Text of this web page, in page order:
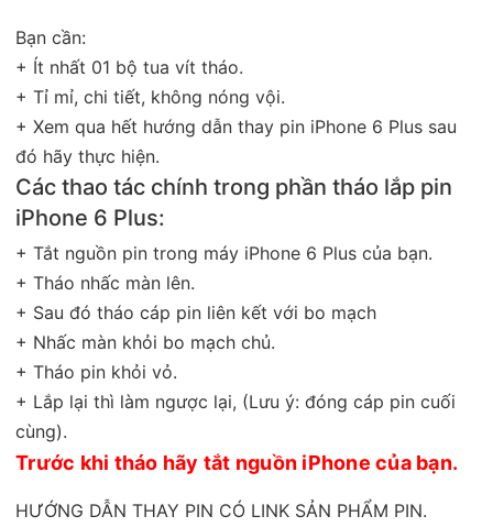
Bạn cần:
+ Ít nhất 01 bộ tua vít tháo.
+ Tỉ mỉ, chi tiết, không nóng vội.
+ Xem qua hết hướng dẫn thay pin iPhone 6 Plus sau
đó hãy thực hiện.
Các thao tác chính trong phần tháo lắp pin
iPhone 6 Plus:
+ Tắt nguồn pin trong máy iPhone 6 Plus của bạn.
+ Tháo nhấc màn lên.
+ Sau đó tháo cáp pin liên kết với bo mạch
+ Nhấc màn khỏi bo mạch chủ.
+ Tháo pin khỏi vỏ.
+ Lắp lại thì làm ngược lại, (Lưu ý: đóng cáp pin cuối
cùng).
Trước khi tháo hãy tắt nguồn iPhone của bạn.
HƯỚNG DẪN THAY PIN CÓ LINK SẢN PHẨM PIN.